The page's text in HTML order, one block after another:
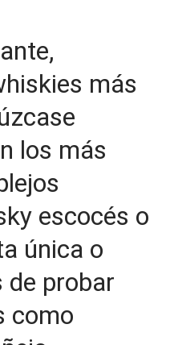
más
los más
escocés o
única o
de probar
como